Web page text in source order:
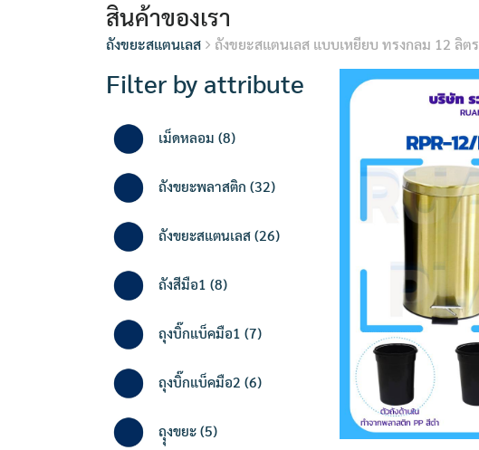
สินค้าของเรา
ถังขยะสแตนเลส ถังขยะสแตนเลส แบบเหยียบ ทรงกลม 12 ลิตร
Filter by attribute
เม็ดหลอม 8
products
ถังขยะพลาสติก 32
products
ถังขยะสแตนเลส 26
products
ถังสีมือ1 8
products
ถุงบิ๊กแบ็คมือ1 7
products
ถุงบิ๊กแบ็คมือ2 6
products
ถุุงขยะ 5
products